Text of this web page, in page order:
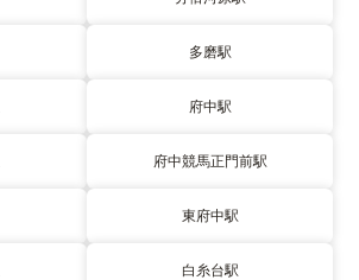
多磨駅
府中駅
府中競馬正門前駅
東府中駅
白糸台駅